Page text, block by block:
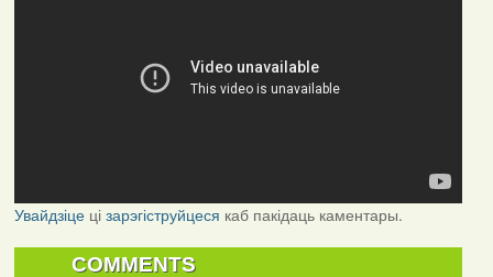
Увайдзіцеці зарэгіструйцеся каб пакідаць каментары.
COMMENTS